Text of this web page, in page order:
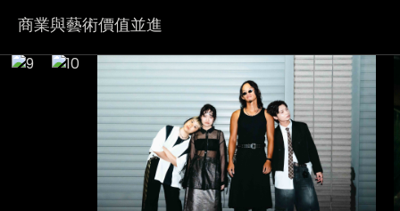
商業與藝術價值並進